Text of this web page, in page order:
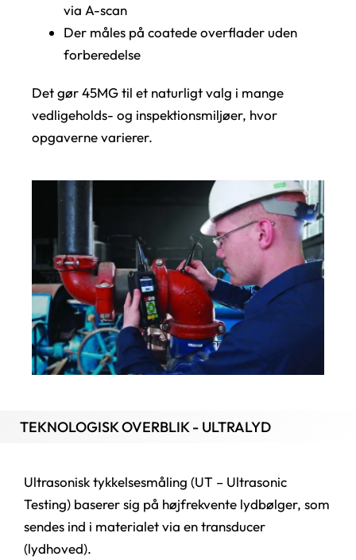
via A-scan
Der måles på coatede overflader uden
forberedelse
Det gør 45MG til et naturligt valg i mange
vedligeholds- og inspektionsmiljøer, hvor
opgaverne varierer.
TEKNOLOGISK OVERBLIK - ULTRALYD
Ultrasonisk tykkelsesmåling (UT – Ultrasonic
Testing) baserer sig på højfrekvente lydbølger, som
sendes ind i materialet via en transducer
(lydhoved).